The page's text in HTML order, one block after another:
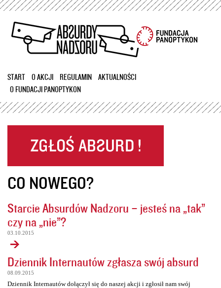
Przejdź
treści
START O AKCJI REGULAMIN
AKTUALNOŚCI
O FUNDACJI PANOPTYKON
CO NOWEGO?
Starcie Absurdów Nadzoru – jesteś na „tak”
czy na „nie”?
03.10.2015
Dziennik Internautów zgłasza swój absurd
08.09.2015
Dziennik Internautów dołączył się do naszej akcji i zgłosił nam swój